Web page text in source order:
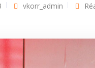
vkorr_admin